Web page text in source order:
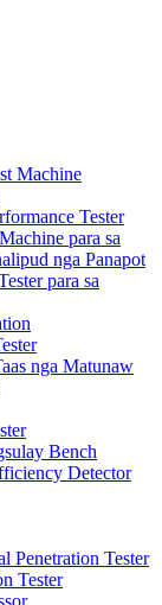
Machine
Tester
para sa
nga Panapot
para sa
nga Matunaw
Bench
Detector
Penetration Tester
Tester